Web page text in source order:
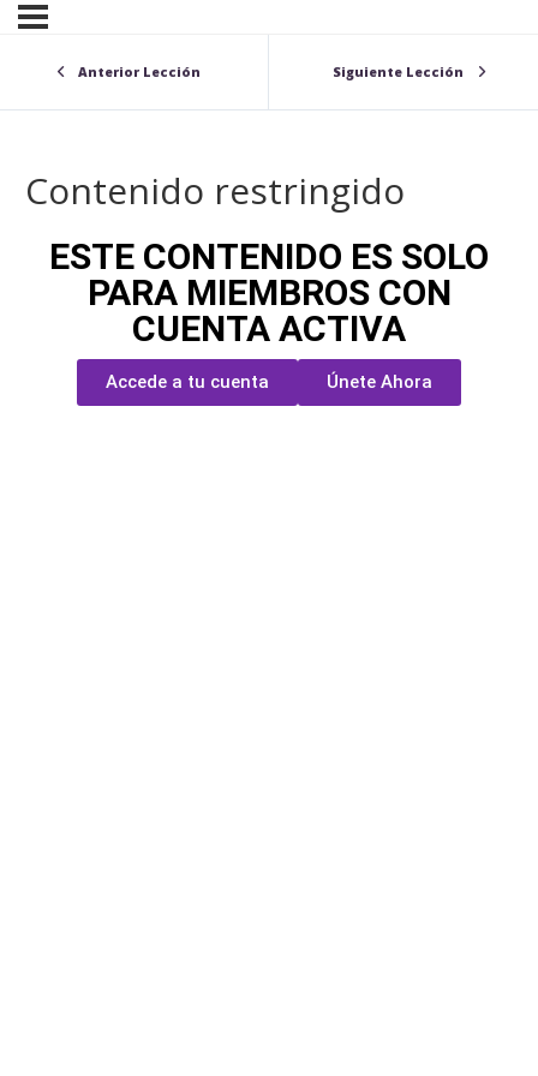
Anterior Lección Siguiente Lección
Contenido restringido
ESTE CONTENIDO ES SOLO
PARA MIEMBROS CON
CUENTA ACTIVA
Accede a tu cuenta Únete Ahora